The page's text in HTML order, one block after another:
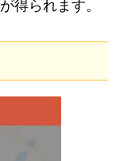
得られます。